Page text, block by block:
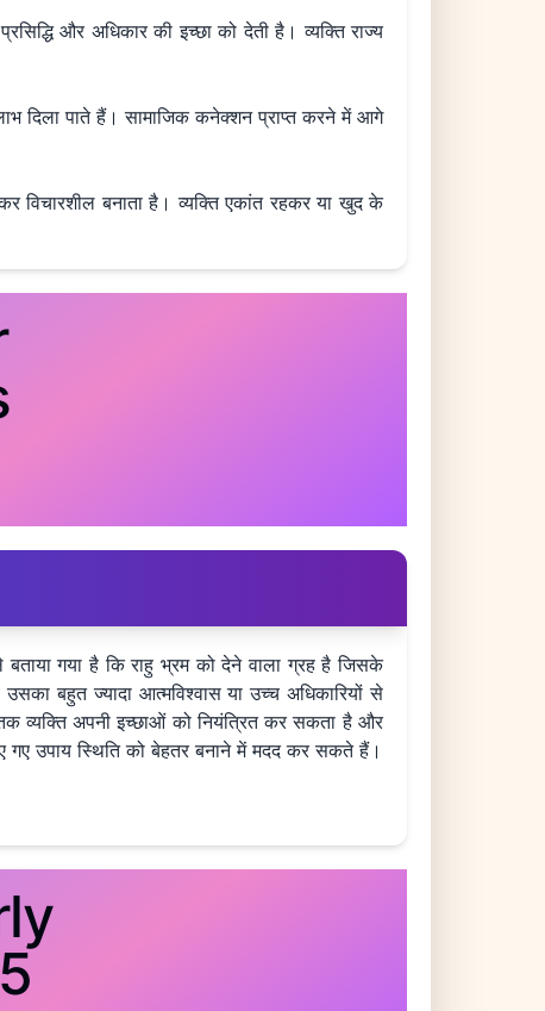
और अधिकार की इच्छा को देती है। व्यक्ति राज्य
दिला पाते हैं। सामाजिक कनेक्शन प्राप्त करने में आगे
विचारशील बनाता है। व्यक्ति एकांत रहकर या खुद के
गया है कि राहु भ्रम को देने वाला ग्रह है जिसके
बहुत ज्यादा आत्मविश्वास या उच्च अधिकारियों से
व्यक्ति अपनी इच्छाओं को नियंत्रित कर सकता है और
उपाय स्थिति को बेहतर बनाने में मदद कर सकते हैं।